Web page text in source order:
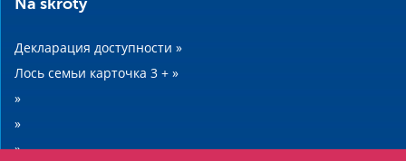
Na skróty
Декларация доступности »
Лось семьи карточка 3 + »
»
»
»